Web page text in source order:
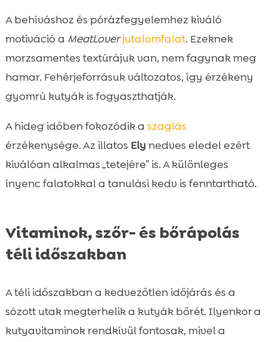
A behíváshoz és pórázfegyelemhez kiváló
motiváció a MeatLoverjutalomfalat. Ezeknek
morzsamentes textúrájuk van, nem fagynak meg
hamar. Fehérjeforrásuk változatos, így érzékeny
gyomrú kutyák is fogyaszthatják.
A hideg időben fokozódik a szaglás
érzékenysége. Az illatos Ely nedves eledel ezért
kiválóan alkalmas „tetejére” is. A különleges
ínyenc falatokkal a tanulási kedv is fenntartható.
Vitaminok, szőr- és bőrápolás
téli időszakban
A téli időszakban a kedvezőtlen időjárás és a
sózott utak megterhelik a kutyák bőrét. Ilyenkor a
kutyavitaminok rendkívül fontosak, mivel a